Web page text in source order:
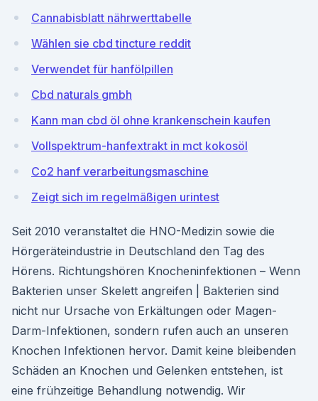
Cannabisblatt nährwerttabelle
Wählen sie cbd tincture reddit
Verwendet für hanfölpillen
Cbd naturals gmbh
Kann man cbd öl ohne krankenschein kaufen
Vollspektrum-hanfextrakt in mct kokosöl
Co2 hanf verarbeitungsmaschine
Zeigt sich im regelmäßigen urintest
Seit 2010 veranstaltet die HNO-Medizin sowie die
Hörgeräteindustrie in Deutschland den Tag des
Hörens. Richtungshören Knocheninfektionen – Wenn
Bakterien unser Skelett angreifen | Bakterien sind
nicht nur Ursache von Erkältungen oder Magen-
Darm-Infektionen, sondern rufen auch an unseren
Knochen Infektionen hervor. Damit keine bleibenden
Schäden an Knochen und Gelenken entstehen, ist
eine frühzeitige Behandlung notwendig. Wir